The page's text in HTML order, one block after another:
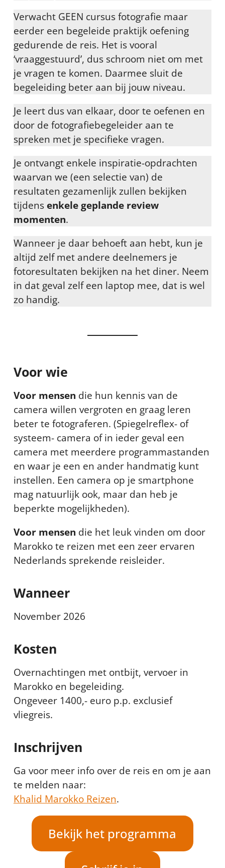
Verwacht GEEN cursus fotografie maar
eerder een begeleide praktijk oefening
gedurende de reis. Het is vooral
‘vraaggestuurd’, dus schroom niet om met
je vragen te komen. Daarmee sluit de
begeleiding beter aan bij jouw niveau.
Je leert dus van elkaar, door te oefenen en
door de fotografiebegeleider aan te
spreken met je specifieke vragen.
Je ontvangt enkele inspiratie-opdrachten
waarvan we (een selectie van) de
resultaten gezamenlijk zullen bekijken
tijdens enkele geplande review
momenten.
Wanneer je daar behoeft aan hebt, kun je
altijd zelf met andere deelnemers je
fotoresultaten bekijken na het diner. Neem
in dat geval zelf een laptop mee, dat is wel
zo handig.
Voor wie
Voor mensen die hun kennis van de
camera willen vergroten en graag leren
beter te fotograferen. (Spiegelreflex- of
systeem- camera of in ieder geval een
camera met meerdere programmastanden
en waar je een en ander handmatig kunt
instellen. Een camera op je smartphone
mag natuurlijk ook, maar dan heb je
beperkte mogelijkheden).
Voor mensen die het leuk vinden om door
Marokko te reizen met een zeer ervaren
Nederlands sprekende reisleider.
Wanneer
November 2026
Kosten
Overnachtingen met ontbijt, vervoer in
Marokko en begeleiding.
Ongeveer 1400,- euro p.p. exclusief
vliegreis.
Inschrijven
Ga voor meer info over de reis en om je aan
te melden naar:
Khalid Marokko Reizen.
Bekijk het programma